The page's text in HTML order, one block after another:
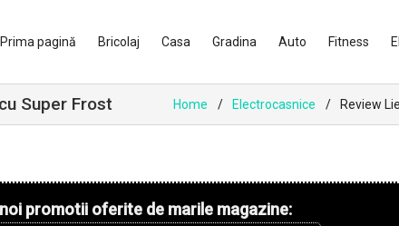
Prima pagină Bricolaj Casa Gradina Auto Fitness
Super Frost Home Electrocasnice Review
promotii oferite de marile magazine: